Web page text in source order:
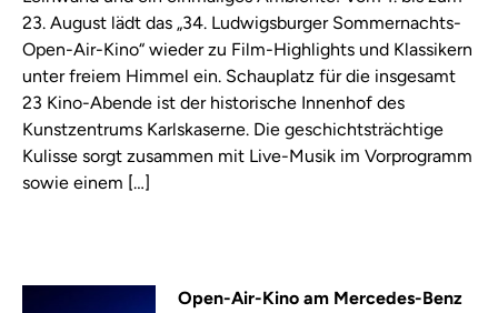
23. August lädt das „34. Ludwigsburger Sommernachts-
Open-Air-Kino“ wieder zu Film-Highlights und Klassikern
unter freiem Himmel ein. Schauplatz für die insgesamt
23 Kino-Abende ist der historische Innenhof des
Kunstzentrums Karlskaserne. Die geschichtsträchtige
Kulisse sorgt zusammen mit Live-Musik im Vorprogramm
sowie einem […]
Open-Air-Kino am Mercedes-Benz